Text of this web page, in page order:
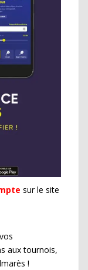
sur le site
aux tournois,
!